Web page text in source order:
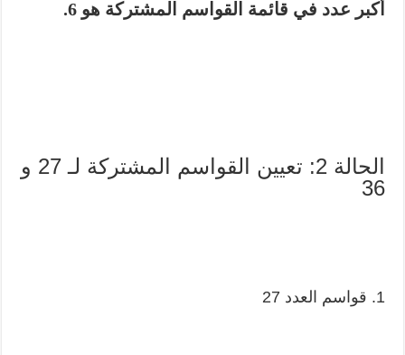
أكبر عدد في قائمة القواسم المشتركة هو 6.
الحالة 2: تعيين القواسم المشتركة لـ 27 و
36
1. قواسم العدد 27